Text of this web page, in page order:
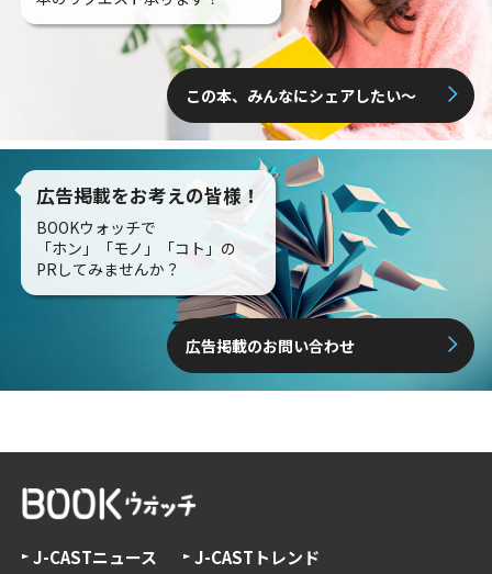
この本、みんなにシェアしたい〜
広告掲載をお考えの皆様！
BOOKウォッチで
「ホン」「モノ」「コト」の
PRしてみませんか？
広告掲載のお問い合わせ
J-CASTニュース
J-CASTトレンド